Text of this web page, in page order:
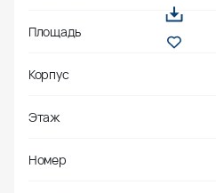
Площадь
Корпус
Этаж
Номер